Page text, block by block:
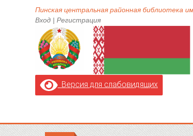
Пинская центральная районная библиотека
Вход | Регистрация
Версия для слабовидящих